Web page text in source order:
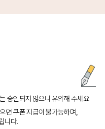
승인되지 않으니 유의해 주세요.
면 쿠폰 지급이 불가능하며,
니다.